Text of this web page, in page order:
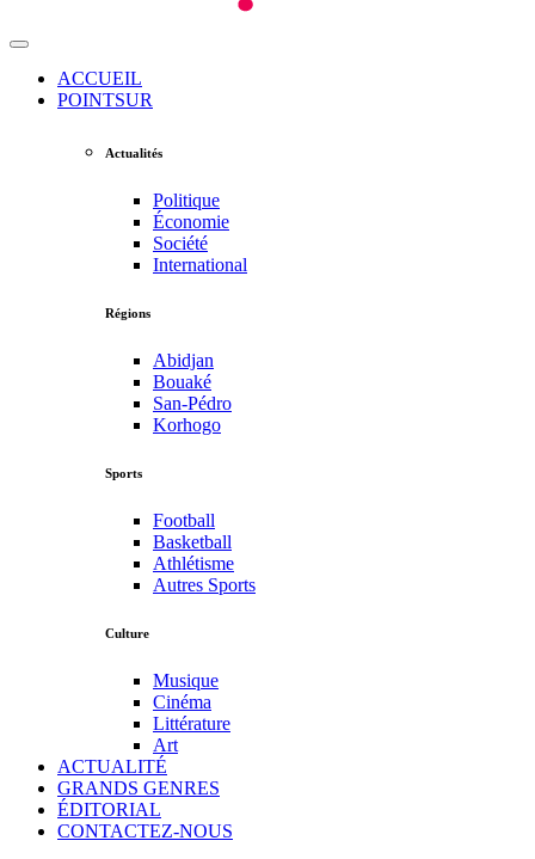
ACCUEIL
POINTSUR
Actualités
Politique
Économie
Société
International
Régions
Abidjan
Bouaké
San-Pédro
Korhogo
Sports
Football
Basketball
Athlétisme
Autres Sports
Culture
Musique
Cinéma
Littérature
Art
ACTUALITÉ
GRANDS GENRES
ÉDITORIAL
CONTACTEZ-NOUS